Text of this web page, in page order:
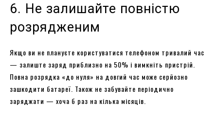
6. Не залишайте повністю
розрядженим
Якщо ви не плануєте користуватися телефоном тривалий час
— залиште заряд приблизно на 50% і вимкніть пристрій.
Повна розрядка «до нуля» на довгий час може серйозно
зашкодити батареї. Також не забувайте періодично
заряджати — хоча б раз на кілька місяців.